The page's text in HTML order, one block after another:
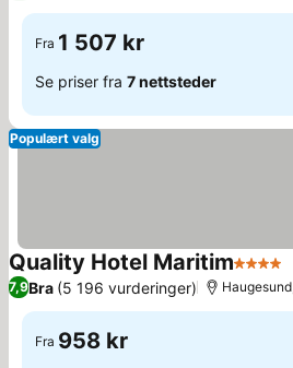
Fra 1 507 kr
Se priser fra 7 nettsteder
Populært valg
Quality Hotel Maritim4
7,9Bra (5 196 vurderinger)
Fra 958 kr